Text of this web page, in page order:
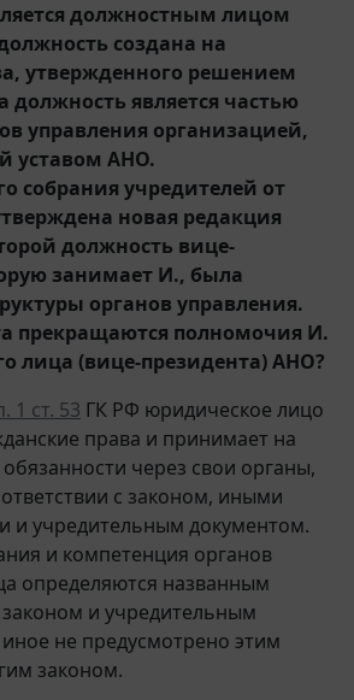
должностным лицом
создана на
утвержденного решением
должность является частью
управления организацией,
уставом АНО.
собрания учредителей от
новая редакция
должность вице-
занимает И., была
органов управления.
прекращаются полномочия И.
лица (вице-президента) АНО?
1 ст. 53 ГК РФ юридическое лицо
права и принимает на
через свои органы,
с законом, иными
и учредительным документом.
и компетенция органов
определяются названным
и учредительным
не предусмотрено этим
законом.